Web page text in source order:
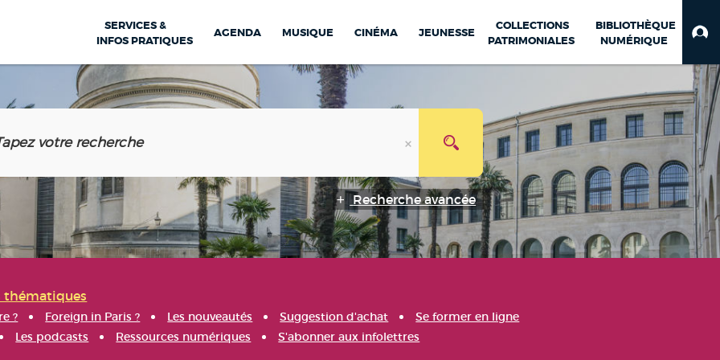
SERVICES &
INFOS PRATIQUES
AGENDA MUSIQUE CINÉMA JEUNESSE
COLLECTIONS
PATRIMONIALES
BIBLIOTHÈQUE
NUMÉRIQUE
Recherche avancée
thématiques
? Foreign in Paris ? Les nouveautés Suggestion d'achat
Se former en ligne
Les podcasts Ressources numériques S'abonner aux infolettres